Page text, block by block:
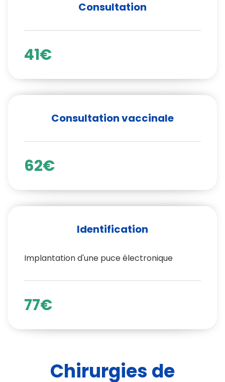
Consultation
41€
Consultation vaccinale
62€
Identification
Implantation d'une puce électronique
77€
Chirurgies de